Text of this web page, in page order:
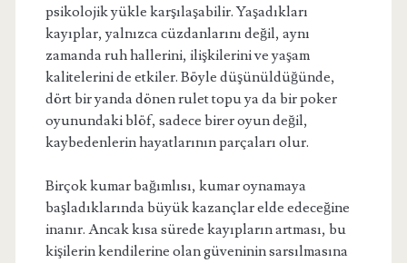
psikolojik yükle karşılaşabilir. Yaşadıkları
kayıplar, yalnızca cüzdanlarını değil, aynı
zamanda ruh hallerini, ilişkilerini ve yaşam
kalitelerini de etkiler. Böyle düşünüldüğünde,
dört bir yanda dönen rulet topu ya da bir poker
oyunundaki blöf, sadece birer oyun değil,
kaybedenlerin hayatlarının parçaları olur.
Birçok kumar bağımlısı, kumar oynamaya
başladıklarında büyük kazançlar elde edeceğine
inanır. Ancak kısa sürede kayıpların artması, bu
kişilerin kendilerine olan güveninin sarsılmasına